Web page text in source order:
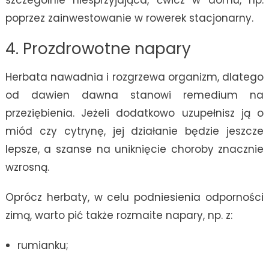
poprzez zainwestowanie w rowerek stacjonarny.
4. Prozdrowotne napary
Herbata nawadnia i rozgrzewa organizm, dlatego
od dawien dawna stanowi remedium na
przeziębienia. Jeżeli dodatkowo uzupełnisz ją o
miód czy cytrynę, jej działanie będzie jeszcze
lepsze, a szanse na uniknięcie choroby znacznie
wzrosną.
Oprócz herbaty, w celu podniesienia odporności
zimą, warto pić także rozmaite napary, np. z:
rumianku;